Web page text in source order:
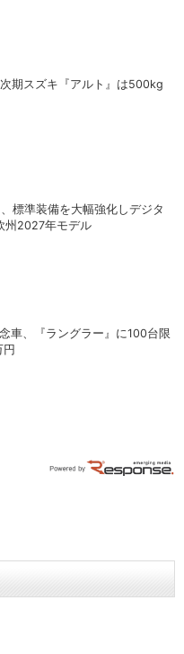
期スズキ『アルト』は500kg
標準装備を大幅強化しデジタ
州2027年モデル
車、『ラングラー』に100台限